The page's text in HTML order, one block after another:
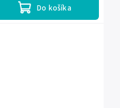
Do košíka